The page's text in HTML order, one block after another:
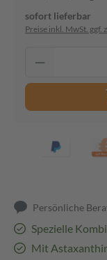
sofort lieferbar
Preise inkl. MwSt. ggf.
Persönliche
Spezielle
Mit